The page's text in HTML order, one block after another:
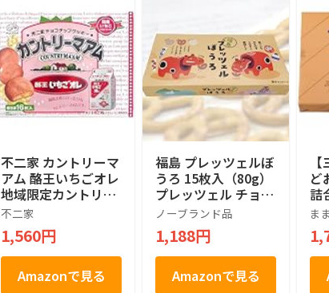
不二家 カントリーマ
アム 酪王いちごオレ
地域限定カントリー
マアム 16個入り 福
島みやげ 長登屋
不二家
1,560円
Amazonで見る
福島 プレッツェルぼ
うろ 15枚入（80g）
プレッツェル チョコ
レート ホワイトチョ
コ チーズ チーズク
リーム スイーツ 個
包装 優雅菓集
ノーブランド品
1,188円
Amazonで見る
ど
詰
ま